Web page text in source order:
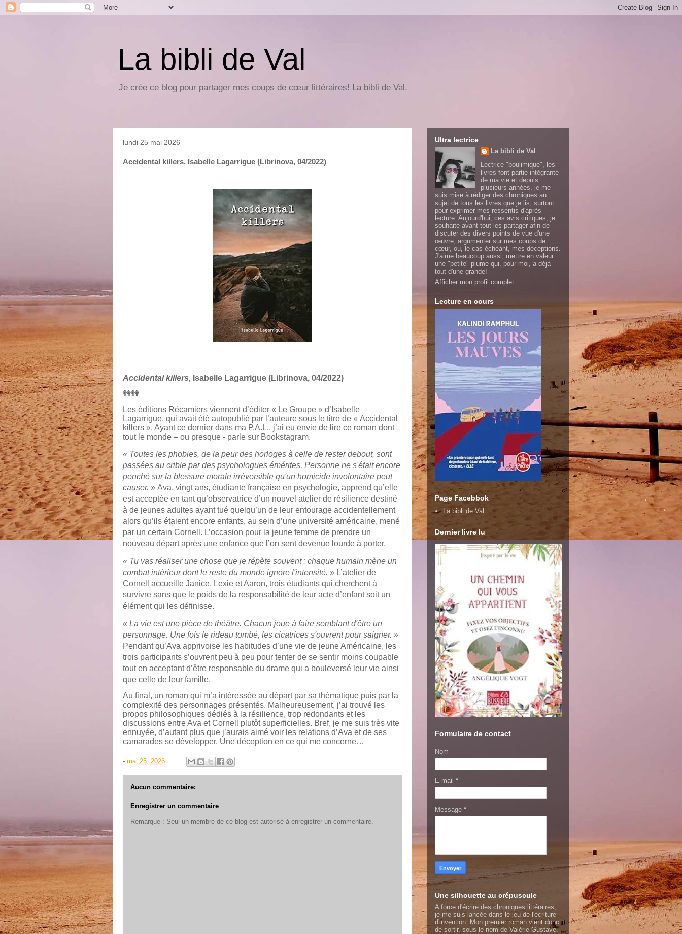
La bibli de Val
Je crée ce blog pour partager mes coups de cœur littéraires! La bibli de Val.
lundi 25 mai 2026
Accidental killers, Isabelle Lagarrigue (Librinova, 04/2022)
Accidental killers, Isabelle Lagarrigue (Librinova, 04/2022)
👫👫
Les éditions Récamiers viennent d’éditer « Le Groupe » d’Isabelle
Lagarrigue, qui avait été autopublié par l’auteure sous le titre de « Accidental
killers ». Ayant ce dernier dans ma P.A.L., j’ai eu envie de lire ce roman dont
tout le monde – ou presque - parle sur Bookstagram.
« Toutes les phobies, de la peur des horloges à celle de rester debout, sont
passées au crible par des psychologues émérites. Personne ne s'était encore
penché sur la blessure morale irréversible qu'un homicide involontaire peut
causer. » Ava, vingt ans, étudiante française en psychologie, apprend qu’elle
est acceptée en tant qu’observatrice d’un nouvel atelier de résilience destiné
à de jeunes adultes ayant tué quelqu’un de leur entourage accidentellement
alors qu’ils étaient encore enfants, au sein d’une université américaine, mené
par un certain Cornell. L’occasion pour la jeune femme de prendre un
nouveau départ après une enfance que l’on sent devenue lourde à porter.
« Tu vas réaliser une chose que je répète souvent : chaque humain mène un
combat intérieur dont le reste du monde ignore l'intensité. » L’atelier de
Cornell accueille Janice, Lexie et Aaron, trois étudiants qui cherchent à
survivre sans que le poids de la responsabilité de leur acte d’enfant soit un
élément qui les définisse.
« La vie est une pièce de théâtre. Chacun joue à faire semblant d'être un
personnage. Une fois le rideau tombé, les cicatrices s'ouvrent pour saigner. »
Pendant qu’Ava apprivoise les habitudes d’une vie de jeune Américaine, les
trois participants s’ouvrent peu à peu pour tenter de se sentir moins coupable
tout en acceptant d’être responsable du drame qui a bouleversé leur vie ainsi
que celle de leur famille.
Au final, un roman qui m’a intéressée au départ par sa thématique puis par la
complexité des personnages présentés. Malheureusement, j’ai trouvé les
propos philosophiques dédiés à la résilience, trop redondants et les
discussions entre Ava et Cornell plutôt superficielles. Bref, je me suis très vite
ennuyée, d’autant plus que j’aurais aimé voir les relations d’Ava et de ses
camarades se développer. Une déception en ce qui me concerne…
- mai 25, 2026
Aucun commentaire:
Enregistrer un commentaire
Remarque : Seul un membre de ce blog est autorisé à enregistrer un commentaire.
Ultra lectrice
La bibli de Val
Lectrice "boulimique", les
livres font partie intégrante
de ma vie et depuis
plusieurs années, je me
suis mise à rédiger des chroniques au
sujet de tous les livres que je lis, surtout
pour exprimer mes ressentis d'après
lecture. Aujourd'hui, ces avis critiques, je
souhaite avant tout les partager afin de
discuter des divers points de vue d'une
œuvre, argumenter sur mes coups de
cœur, ou, le cas échéant, mes déceptions.
J'aime beaucoup aussi, mettre en valeur
une "petite" plume qui, pour moi, a déjà
tout d'une grande!
Afficher mon profil complet
Lecture en cours
Page Facebbok
La bibli de Val
Dernier livre lu
Formulaire de contact
Nom
E-mail *
Message *
Une silhouette au crépuscule
A force d'écrire des chroniques littéraires,
je me suis lancée dans le jeu de l'écriture
d'invention. Mon premier roman vient donc
de sortir, sous le nom de Valérie Gustave.